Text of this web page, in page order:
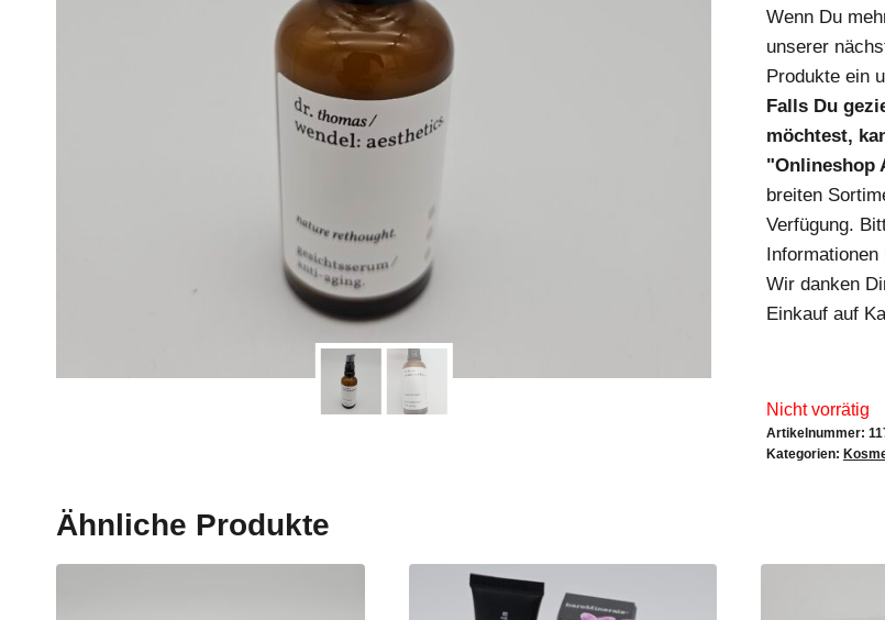
Wenn Du
unserer
Produkte ein
Falls Du
möchtest,
"Onlineshop
breiten
Verfügung.
Wir danken
Einkauf auf
Nicht vorrätig
Artikelnummer:
Kategorien:
Ähnliche Produkte